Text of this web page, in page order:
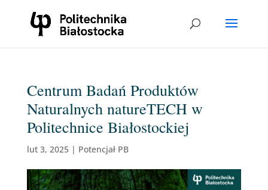
Centrum Badań Produktów
Naturalnych natureTECH w
Politechnice Białostockiej
lut 3, 2025| Potencjał PB